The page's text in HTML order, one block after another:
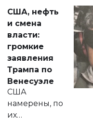
актуальных тем —
от слухов о
политических
реформах до
вопросов армии,
экономики и
личного здоровья.
США, нефть
и смена
власти:
громкие
заявления
Трампа по
Венесуэле
США
намерены, по
их